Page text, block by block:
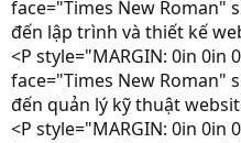
face="Times New Roman"
đến lập trình và thiết kế
<P style="MARGIN: 0in 0in
face="Times New Roman"
đến quản lý kỹ thuật
<P style="MARGIN: 0in 0in